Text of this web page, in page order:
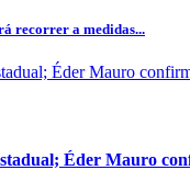
recorrer a medidas...
Éder Mauro